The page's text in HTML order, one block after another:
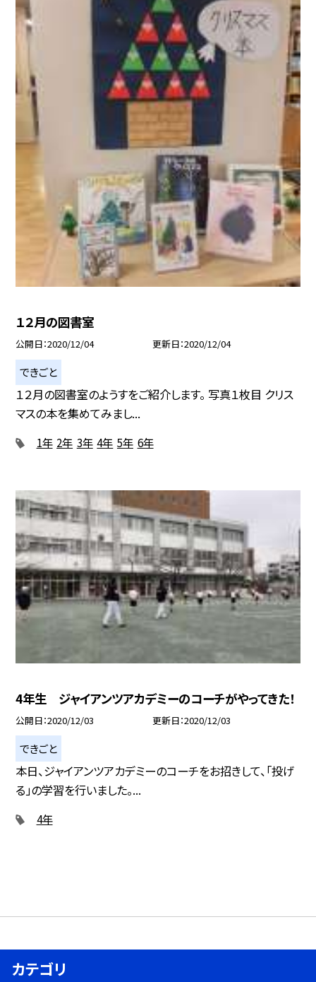
１２月の図書室
公開日 2020/12/04 更新日 2020/12/04
できごと
１２月の図書室のようすをご紹介します。 写真１枚目 クリス
マスの本を集めてみまし...
1年 2年 3年 4年 5年 6年
4年生 ジャイアンツアカデミーのコーチがやってきた！
公開日 2020/12/03 更新日 2020/12/03
できごと
本日、ジャイアンツアカデミーのコーチをお招きして、「投げ
る」の学習を行いました。...
4年
カテゴリ